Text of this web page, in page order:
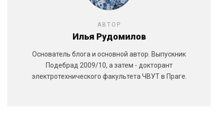
АВТОР
Илья Рудомилов
Основатель блога и основной автор. Выпускник
Подебрад 2009/10, а затем - докторант
электротехнического факультета ЧВУТ в Праге.